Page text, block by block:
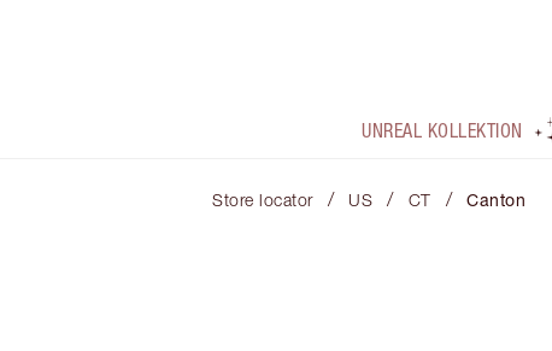
UNREAL KOLLEKTION
Store locator / US / CT / Canton